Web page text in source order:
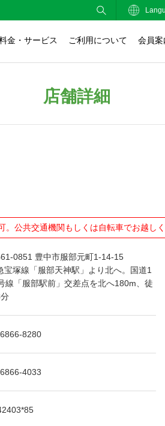
金・サービス ご利用について 会員案
店舗詳細
。公共交通機関もしくは自転車でお越しく
0851 豊中市服部元町1-14-15
宝塚線「服部天神駅」より北へ。国道1
線「服部駅前」交差点を北へ180m、徒
8280
4033